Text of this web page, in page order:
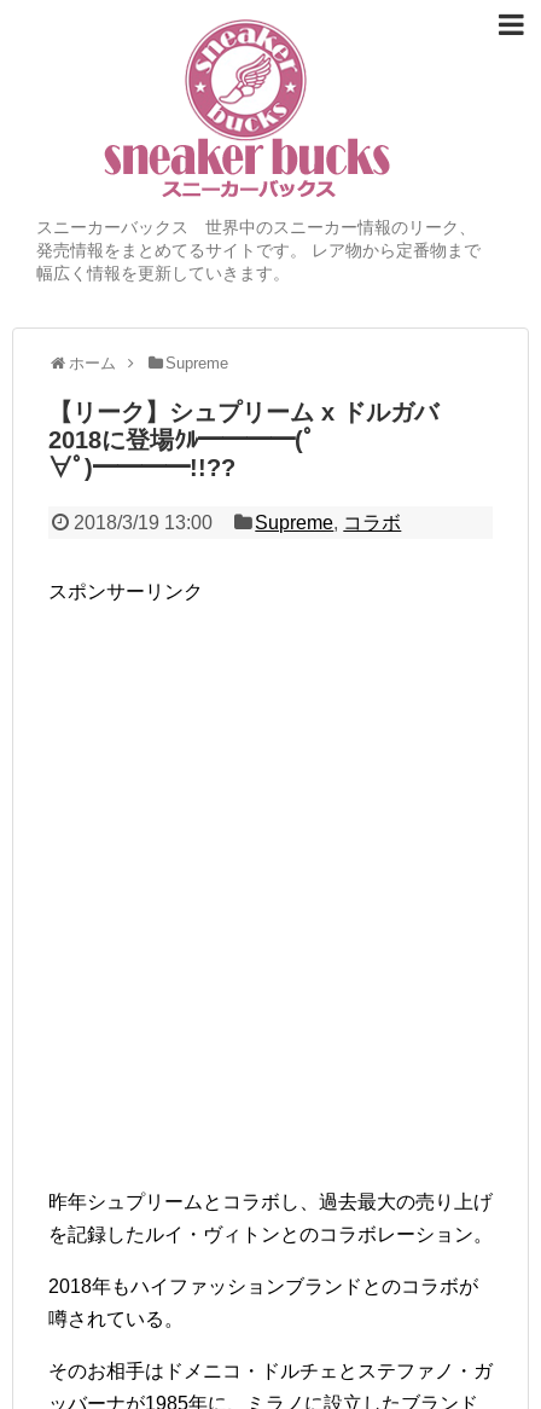
スニーカーバックス 世界中のスニーカー情報のリーク、
発売情報をまとめてるサイトです。 レア物から定番物まで
幅広く情報を更新していきます。
ホーム Supreme
【リーク】シュプリーム x ドルガバ
2018に登場ｸﾙ━━━━(ﾟ
∀ﾟ)━━━━!!??
2018/3/19 13:00 Supreme, コラボ
スポンサーリンク
昨年シュプリームとコラボし、過去最大の売り上げ
を記録したルイ・ヴィトンとのコラボレーション。
2018年もハイファッションブランドとのコラボが
噂されている。
そのお相手はドメニコ・ドルチェとステファノ・ガ
ッバーナが1985年に、ミラノに設立したブランド